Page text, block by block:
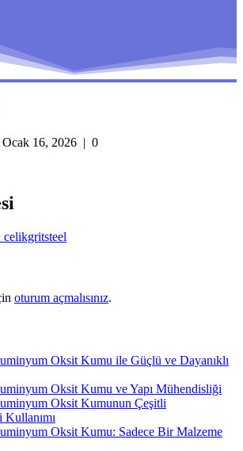
Ocak 16, 2026 | 0
celikgritsteel
oturum açmalısınız.
Oksit Kumu ile Güçlü ve Dayanıklı
Oksit Kumu ve Yapı Mühendisliği
Oksit Kumunun Çeşitli
Oksit Kumu: Sadece Bir Malzeme